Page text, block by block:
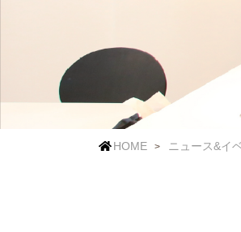
HOME ニュース&イ